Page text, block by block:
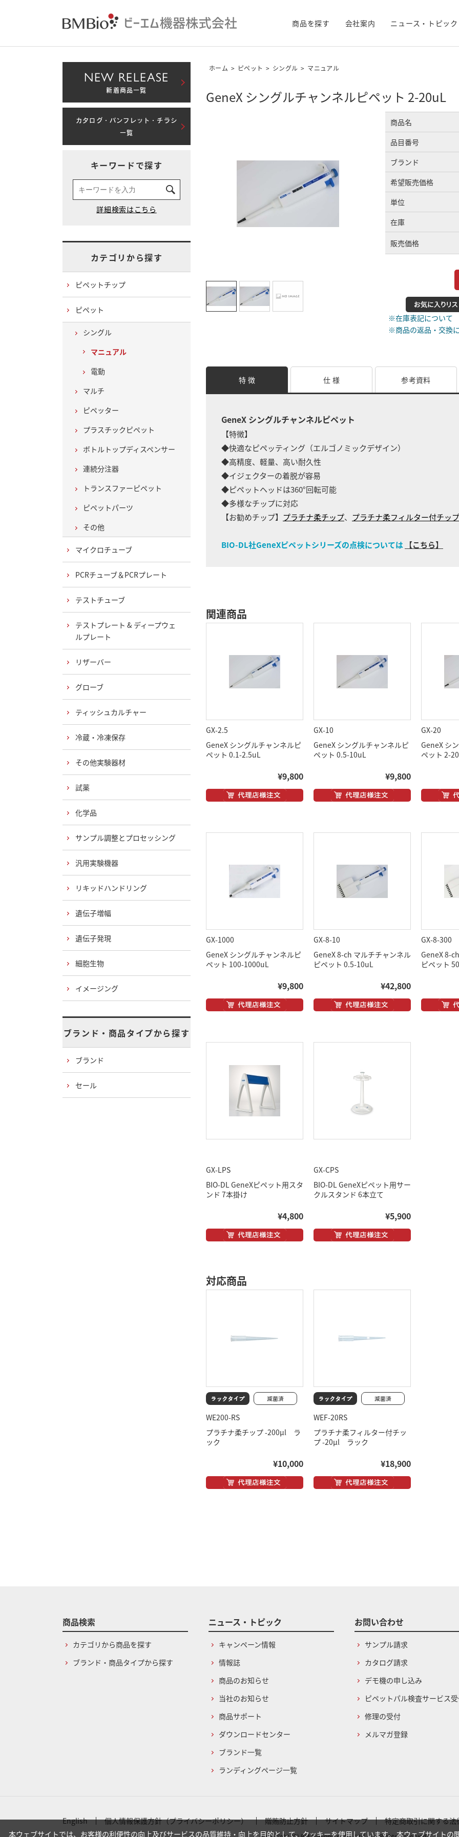
商品を探す 会社案内 ニュース・トピック
ホーム > ピペット > シングル > マニュアル
GeneX シングルチャンネルピペット 2-20uL
商品名
品目番号
ブランド
希望販売価格
単位
在庫
販売価格
※在庫表記について
※商品の返品・交換
特 徴 仕 様 参考資料
GeneX シングルチャンネルピペット
【特徴】
◆快適なピペッティング（エルゴノミックデザイン）
◆高精度、軽量、高い耐久性
◆イジェクターの着脱が容易
◆ピペットヘッドは360°回転可能
◆多様なチップに対応
【お勧めチップ】 プラチナ柔チップ、 プラチナ柔フィルター付チップ
BIO-DL社GeneXピペットシリーズの点検については 【こちら】
関連商品
GX-2.5
GeneX シングルチャンネルピ
ペット 0.1-2.5uL
¥9,800
GX-10
GeneX シングルチャンネルピ
ペット 0.5-10uL
¥9,800
GX-20
GeneX シ
ペット 2-
GX-1000
GeneX シングルチャンネルピ
ペット 100-1000uL
¥9,800
GX-8-10
GeneX 8-ch マルチチャンネル
ピペット 0.5-10uL
¥42,800
GX-8-300
GeneX 8-
ピペット
GX-LPS
BIO-DL GeneXピペット用スタ
ンド 7本掛け
¥4,800
GX-CPS
BIO-DL GeneXピペット用サー
クルスタンド 6本立て
¥5,900
対応商品
WE200-RS
プラチナ柔チップ -200μl ラ
ック
¥10,000
WEF-20RS
プラチナ柔フィルター付チッ
プ -20μl ラック
¥18,900
NEW RELEASE
新着商品一覧
カタログ・パンフレット・チラシ
一覧
キーワードで探す
カテゴリから探す
ピペットチップ
ピペット
シングル
マニュアル
電動
マルチ
ピペッター
プラスチックピペット
ボトルトップディスペンサー
連続分注器
トランスファーピペット
ピペットパーツ
その他
マイクロチューブ
PCRチューブ＆PCRプレート
テストチューブ
テストプレート & ディープウェ
ルプレート
リザーバー
グローブ
ティッシュカルチャー
冷蔵・冷凍保存
その他実験器材
試薬
化学品
サンプル調整とプロセッシング
汎用実験機器
リキッドハンドリング
遺伝子増幅
遺伝子発現
細胞生物
イメージング
ブランド・商品タイプから探す
ブランド
セール
商品検索
カテゴリから商品を探す
ブランド・商品タイプから探す
ニュース・トピック
キャンペーン情報
情報誌
商品のお知らせ
当社のお知らせ
商品サポート
ダウンロードセンター
ブランド一覧
ランディングページ一覧
お問い合わせ
サンプル請求
カタログ請求
デモ機の申し込み
ピペットパル検査サービス
修理の受付
メルマガ登録
English 個人情報保護方針（プライバシーポリシー） 贈賄防止方針 サイトマップ 特定商取引に関する
本ウェブサイトでは、お客様の利便性の向上及びサービスの品質維持・向上を目的として、クッキーを使用しています。 本ウェブサイト